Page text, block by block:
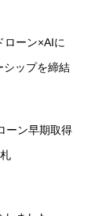
ローン×AIに
ップを締結
ーン早期取得